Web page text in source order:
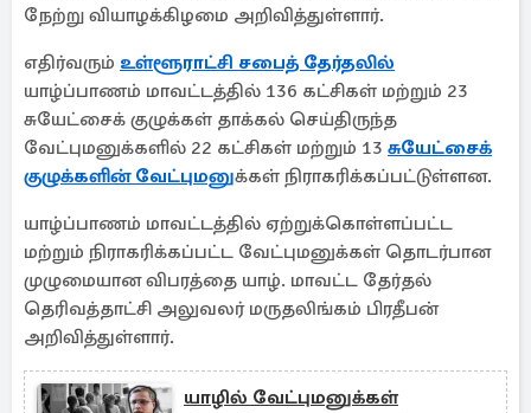
நேற்று வியாழக்கிழமை அறிவித்துள்ளார்.
எதிர்வரும் உள்ளூராட்சி சபைத் தேர்தலில்
யாழ்ப்பாணம் மாவட்டத்தில் 136 கட்சிகள் மற்றும் 23
சுயேட்சைக் குழுக்கள் தாக்கல் செய்திருந்த
வேட்புமனுக்களில் 22 கட்சிகள் மற்றும் 13 சுயேட்சைக்
குழுக்களின் வேட்புமனுக்கள் நிராகரிக்கப்பட்டுள்ளன.
யாழ்ப்பாணம் மாவட்டத்தில் ஏற்றுக்கொள்ளப்பட்ட
மற்றும் நிராகரிக்கப்பட்ட வேட்புமனுக்கள் தொடர்பான
முழுமையான விபரத்தை யாழ். மாவட்ட தேர்தல்
தெரிவத்தாட்சி அலுவலர் மருதலிங்கம் பிரதீபன்
அறிவித்துள்ளார்.
யாழில் வேட்புமனுக்கள்